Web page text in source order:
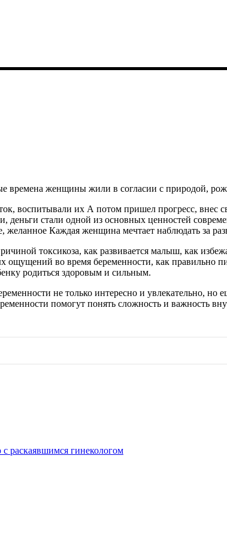
воспитывали их А потом пришел прогресс, внес
деньги стали одной из основных ценностей
желанное Каждая женщина мечтает наблюдать за
токсикоза, как развивается малыш, как
ощущений во время беременности, как правильно
родиться здоровым и сильным.
не только интересно и увлекательно,
помогут понять сложность и важность
раскаявшимся гинекологом